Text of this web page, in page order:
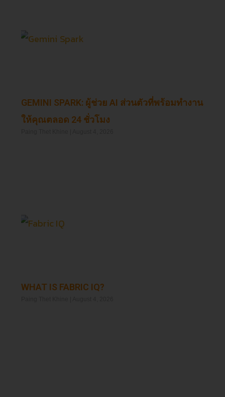
GEMINI SPARK: ผู้ช่วย AI ส่วนตัวที่พร้อมทำงาน
ให้คุณตลอด 24 ชั่วโมง
WHAT IS FABRIC IQ?